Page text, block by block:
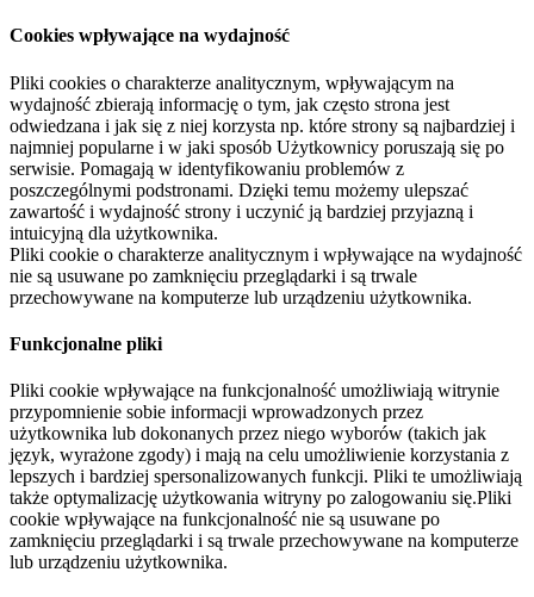
Cookies wpływające na wydajność
Pliki cookies o charakterze analitycznym, wpływającym na
wydajność zbierają informację o tym, jak często strona jest
odwiedzana i jak się z niej korzysta np. które strony są najbardziej i
najmniej popularne i w jaki sposób Użytkownicy poruszają się po
serwisie. Pomagają w identyfikowaniu problemów z
poszczególnymi podstronami. Dzięki temu możemy ulepszać
zawartość i wydajność strony i uczynić ją bardziej przyjazną i
intuicyjną dla użytkownika.
Pliki cookie o charakterze analitycznym i wpływające na wydajność
nie są usuwane po zamknięciu przeglądarki i są trwale
przechowywane na komputerze lub urządzeniu użytkownika.
Funkcjonalne pliki
Pliki cookie wpływające na funkcjonalność umożliwiają witrynie
przypomnienie sobie informacji wprowadzonych przez
użytkownika lub dokonanych przez niego wyborów (takich jak
język, wyrażone zgody) i mają na celu umożliwienie korzystania z
lepszych i bardziej spersonalizowanych funkcji. Pliki te umożliwiają
także optymalizację użytkowania witryny po zalogowaniu się.Pliki
cookie wpływające na funkcjonalność nie są usuwane po
zamknięciu przeglądarki i są trwale przechowywane na komputerze
lub urządzeniu użytkownika.